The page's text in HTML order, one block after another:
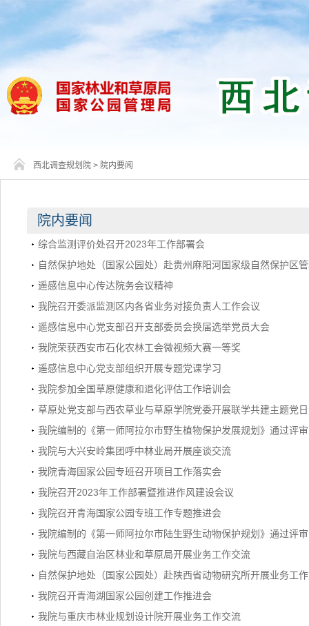
西北调查规划院 > 院内要闻
院内要闻
综合监测评价处召开2023年工作部署会
自然保护地处（国家公园处）赴贵州麻阳河国家级自然保护区
遥感信息中心传达院务会议精神
我院召开委派监测区内各省业务对接负责人工作会议
遥感信息中心党支部召开支部委员会换届选举党员大会
我院荣获西安市石化农林工会微视频大赛一等奖
遥感信息中心党支部组织开展专题党课学习
我院参加全国草原健康和退化评估工作培训会
草原处党支部与西农草业与草原学院党委开展联学共建主题党
我院编制的《第一师阿拉尔市野生植物保护发展规划》通过评审
我院与大兴安岭集团呼中林业局开展座谈交流
我院青海国家公园专班召开项目工作落实会
我院召开2023年工作部署暨推进作风建设会议
我院召开青海国家公园专班工作专题推进会
我院编制的《第一师阿拉尔市陆生野生动物保护规划》通过评审
我院与西藏自治区林业和草原局开展业务工作交流
自然保护地处（国家公园处）赴陕西省动物研究所开展业务工
我院召开青海湖国家公园创建工作推进会
我院与重庆市林业规划设计院开展业务工作交流